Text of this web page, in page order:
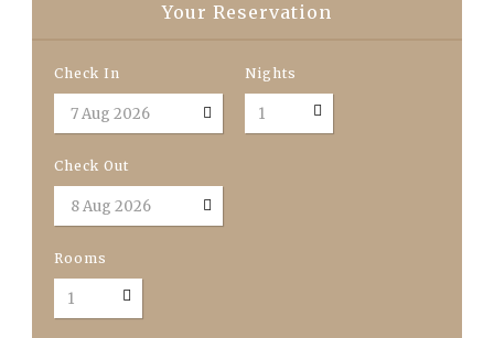
Your Reservation
Check In Nights
Check Out
Rooms